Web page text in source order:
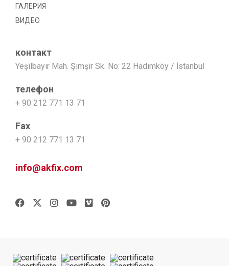
ГАЛЕРИЯ
ВИДЕО
контакт
Yeşilbayır Mah. Şimşir Sk. No: 22 Hadımköy / İstanbul
телефон
+ 90 212 771 13 71
Fax
+ 90 212 771 13 71
info@akfix.com